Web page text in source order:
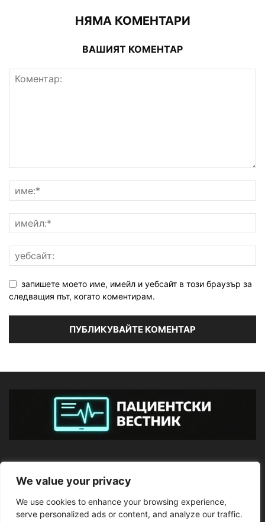
We value your privacy
We use cookies to enhance your browsing experience,
serve personalized ads or content, and analyze our traffic.
НЯМА КОМЕНТАРИ
ВАШИЯТ КОМЕНТАР
запишете моето име, имейл и уебсайт в този браузър за
следващия път, когато коментирам.
ПОСЛЕДВАЙТЕ НИ